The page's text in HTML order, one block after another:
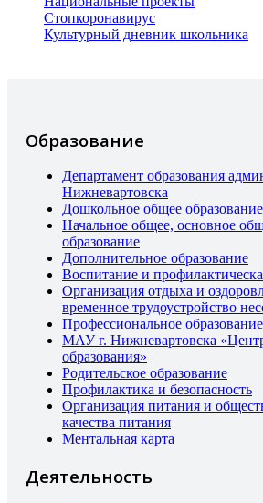
Стопкоронавирус
Культурный дневник школьника
Образование
Департамент образования
Нижневартовска
Дошкольное общее образование
Начальное общее, основное
образование
Дополнительное образование
Воспитание и
Организация отдыха и
временное трудоустройство
Профессиональное образование
МАУ г. Нижневартовска
образования»
Родительское образование
Профилактика и безопасность
Организация питания и
качества питания
Ментальная карта
Деятельность